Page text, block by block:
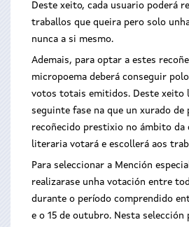
Deste xeito, cada usuario poderá
traballos que queira pero solo
nunca a si mesmo.
Ademais, para optar a estes
micropoema deberá conseguir
votos totais emitidos. Deste xeito
seguinte fase na que un xurado de
recoñecido prestixio no ámbito da
literaria votará e escollerá aos
Para seleccionar a Mención
realizarase unha votación entre
durante o período comprendido
e o 15 de outubro. Nesta